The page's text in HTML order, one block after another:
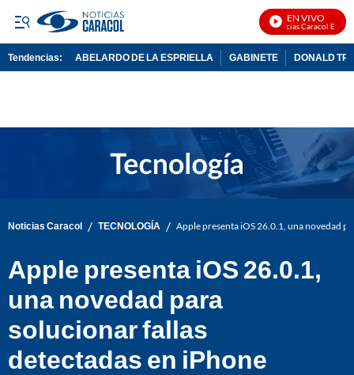
EN VIVO
Noticias Caracol En Vivo
Tendencias: ABELARDO DE LA ESPRIELLA GABINETE DONALD
Noticias Caracol / TECNOLOGÍA / Apple presenta iOS 26.0.1, una novedad
Apple presenta iOS 26.0.1,
una novedad para
solucionar fallas
detectadas en iPhone